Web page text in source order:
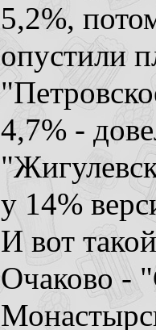
5,2%,
опустили
4,7% -
у 14%
И вот
Очаково -